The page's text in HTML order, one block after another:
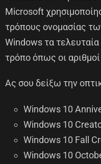
Microsoft
τρόπους ονομασίας
Windows τα τελευταία
τρόπο όπως οι
Ας σου δείξω την
Windows 10
Windows 10
Windows 10 Fall
Windows 10